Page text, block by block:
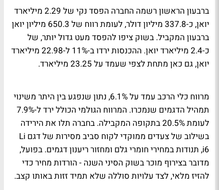
ברבעון הראשון רשמה החברה הפסד נקי של 2.29 מיליארד
יואן, כ-337.8 מיליון דולר, לעומת רווח של 650.3 מיליון יואן
ברבעון המקביל. בשוק ציפו להפסד מעט גדול יותר, של
כ-2.4 מיליארד יואן. ההכנסות ירדו ב-11% ל-22.98 מיליארד
יואן, גם כאן מתחת לצפי שעמד על 23.25 מיליארד.
מרווח כלי הרכב עמד על 6.1%, נתון שנפגע בין היתר משינוי
תמהיל הדגמים שנמכרו. המרווח הגולמי הכולל ירד ל-7.9%
לעומת 20.5% בתקופה המקבילה. בחברה תלו את הירידה
בשילוב של צעדים ממוקדי לקוח סביב מסירות של דגם Li
i6, תנודות במחירי חומרי גלם ומחזור ריענון דגמים. בפועל,
מדובר בצירוף מוכר בשוק הסיני השנה - הורדות מחיר כדי
להזיז מלאי, לצד עלויות סוללה שלא תמיד זזות באותו קצב.